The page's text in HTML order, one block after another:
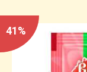
41%